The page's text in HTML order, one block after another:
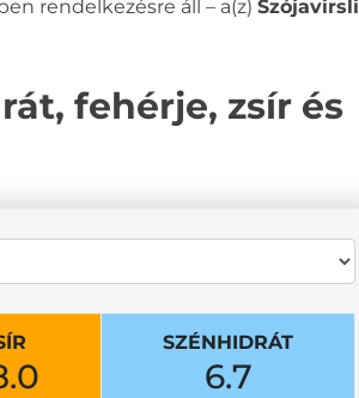
rendelkezésre áll – a(z) Szójavirsli
fehérje, zsír és
SZÉNHIDRÁT
6.7